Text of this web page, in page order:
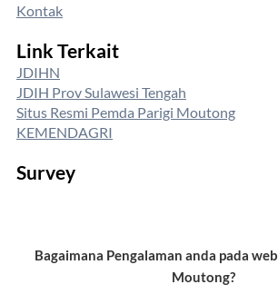
Kontak
Link Terkait
JDIHN
JDIH Prov Sulawesi Tengah
Situs Resmi Pemda Parigi Moutong
KEMENDAGRI
Survey
Bagaimana Pengalaman anda pada
Moutong?